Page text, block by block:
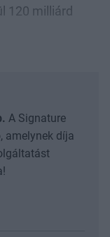
120 milliárd
A Signature
amelynek díja